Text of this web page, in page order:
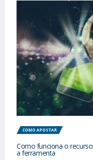
COMO APOSTAR
Como funciona o
a ferramenta